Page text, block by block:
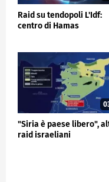
Raid su tendopoli L'Idf:
centro di Hamas
"Siria è paese libero",
raid israeliani